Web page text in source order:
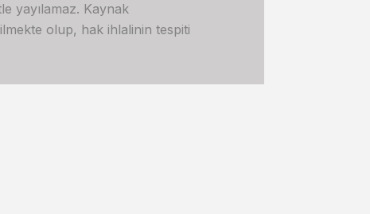
yayılamaz. Kaynak
olup, hak ihlalinin tespiti